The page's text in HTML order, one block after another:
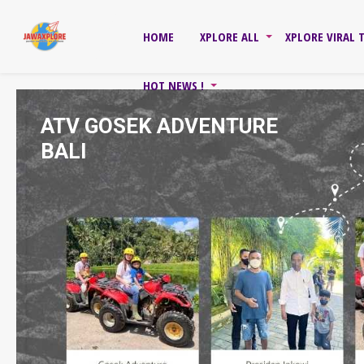
HOME XPLORE ALL XPLORE VIRAL
HOT NEWS !
ATV GOSEK ADVENTURE
BALI